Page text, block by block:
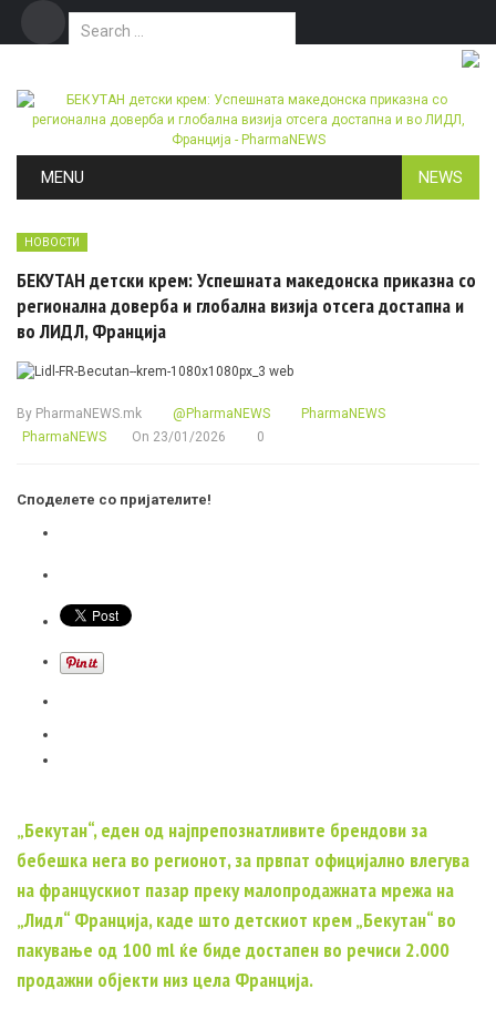
Search for:
MENU NEWS
НОВОСТИ
БЕКУТАН детски крем: Успешната македонска приказна со
регионална доверба и глобална визија отсега достапна и
во ЛИДЛ, Франција
By PharmaNEWS.mk @PharmaNEWS
PharmaNEWS
PharmaNEWS
On 23/01/2026 0
Споделете со пријателите!
„Бекутан“, еден од најпрепознатливите брендови за
бебешка нега во регионот, за првпат официјално влегува
на францускиот пазар преку малопродажната мрежа на
„Лидл“ Франција, каде што детскиот крем „Бекутан“ во
пакување од 100 ml ќе биде достапен во речиси 2.000
продажни објекти низ цела Франција.